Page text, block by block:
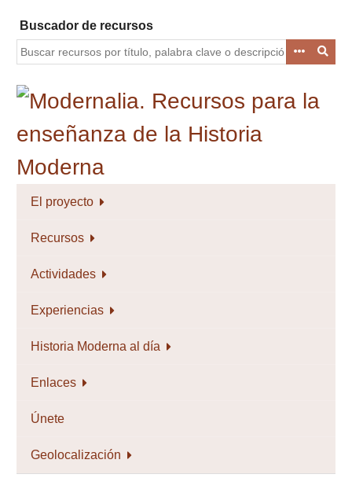
contenido
principal
Buscador de recursos
El proyecto
Recursos
Actividades
Experiencias
Historia Moderna al día
Enlaces
Únete
Geolocalización